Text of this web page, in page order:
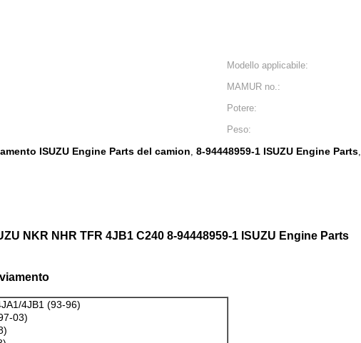
Modello applicabile:
MAMUR no.:
Potere:
Peso:
ISUZU Engine Parts del camion, 8-94448959-1 ISUZU Engine Parts,
NKR NHR TFR 4JB1 C240 8-94448959-1 ISUZU Engine Parts
4JB1 (93-96)
03)